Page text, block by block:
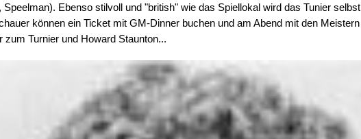
Ebenso stilvoll und "british" wie das Spiellokal wird das Tunier selbst
können ein Ticket mit GM-Dinner buchen und am Abend mit den Meistern
zum Turnier und Howard Staunton...